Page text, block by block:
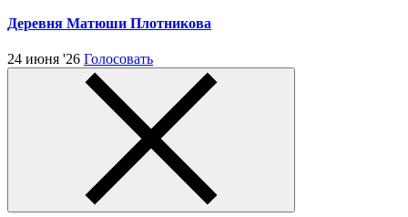
Деревня Матюши Плотникова
24 июня '26 Голосовать